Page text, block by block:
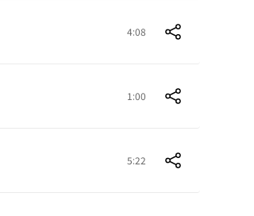
4:08
1:00
5:22